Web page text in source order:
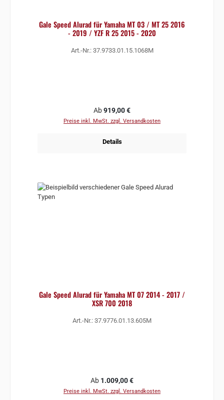
Gale Speed Alurad für Yamaha MT 03 / MT 25 2016
- 2019 / YZF R 25 2015 - 2020
Art.-Nr.: 37.9733.01.15.1068M
Regulärer Preis:
Ab919,00 €
Preise inkl. MwSt. zzgl. Versandkosten
Details
Gale Speed Alurad für Yamaha MT 07 2014 - 2017 /
XSR 700 2018
Art.-Nr.: 37.9776.01.13.605M
Regulärer Preis:
Ab 1.009,00 €
Preise inkl. MwSt. zzgl. Versandkosten